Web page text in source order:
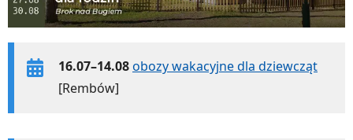
16.07–14.08obozy wakacyjne dla dziewcząt
[Rembów]